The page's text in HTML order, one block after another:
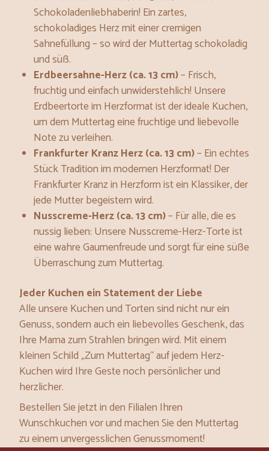
Schokoladenliebhaberin! Ein zartes,
schokoladiges Herz mit einer cremigen
Sahnefüllung – so wird der Muttertag schokoladig
und süß.
Erdbeersahne-Herz (ca. 13 cm)– Frisch,
fruchtig und einfach unwiderstehlich! Unsere
Erdbeertorte im Herzformat ist der ideale Kuchen,
um dem Muttertag eine fruchtige und liebevolle
Note zu verleihen.
Frankfurter Kranz Herz (ca. 13 cm)– Ein echtes
Stück Tradition im modernen Herzformat! Der
Frankfurter Kranz in Herzform ist ein Klassiker, der
jede Mutter begeistern wird.
Nusscreme-Herz (ca. 13 cm)– Für alle, die es
nussig lieben: Unsere Nusscreme-Herz-Torte ist
eine wahre Gaumenfreude und sorgt für eine süße
Überraschung zum Muttertag.
Jeder Kuchen ein Statement der Liebe
Alle unsere Kuchen und Torten sind nicht nur ein
Genuss, sondern auch ein liebevolles Geschenk, das
Ihre Mama zum Strahlen bringen wird. Mit einem
kleinen Schild „Zum Muttertag“ auf jedem Herz-
Kuchen wird Ihre Geste noch persönlicher und
herzlicher.
Bestellen Sie jetzt in den Filialen Ihren
Wunschkuchen vor und machen Sie den Muttertag
zu einem unvergesslichen Genussmoment!